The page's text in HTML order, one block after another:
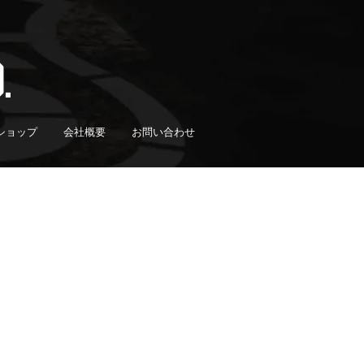
ョップ 会社概要 お問い合わせ